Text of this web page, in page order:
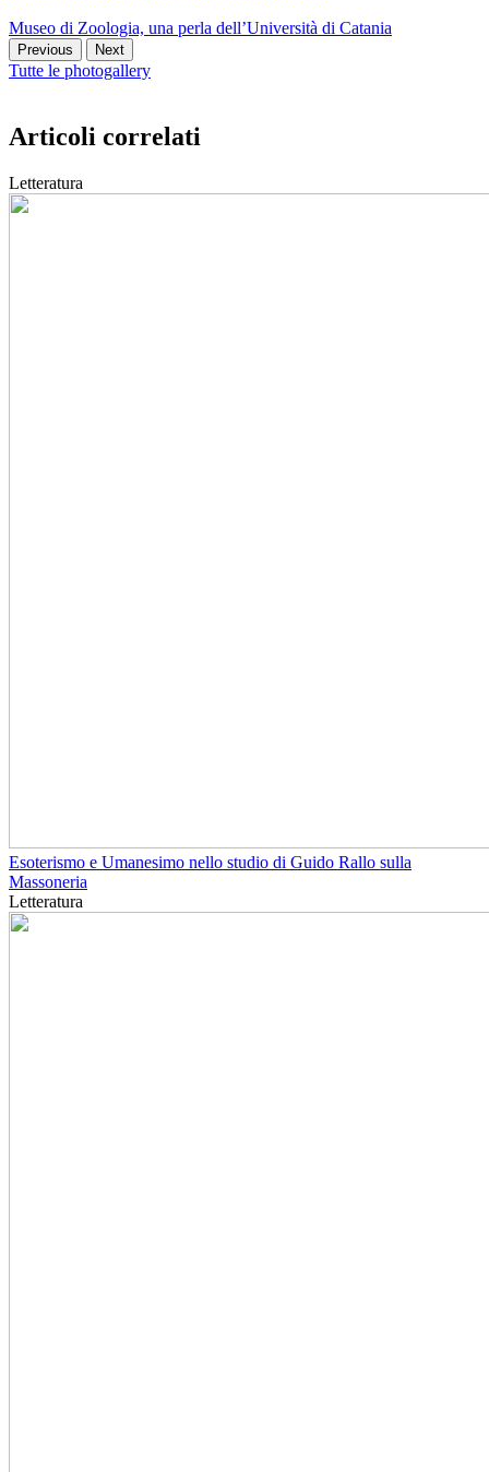
Museo di Zoologia, una perla dell’Università di Catania
Previous Next
Tutte le photogallery
Articoli correlati
Letteratura
Esoterismo e Umanesimo nello studio di Guido Rallo sulla
Massoneria
Letteratura